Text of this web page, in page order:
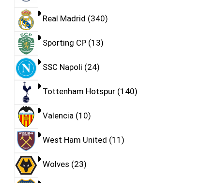
Real Madrid 340
Sporting CP 13
SSC Napoli 24
Tottenham Hotspur 140
Valencia 10
West Ham United 11
Wolves 23